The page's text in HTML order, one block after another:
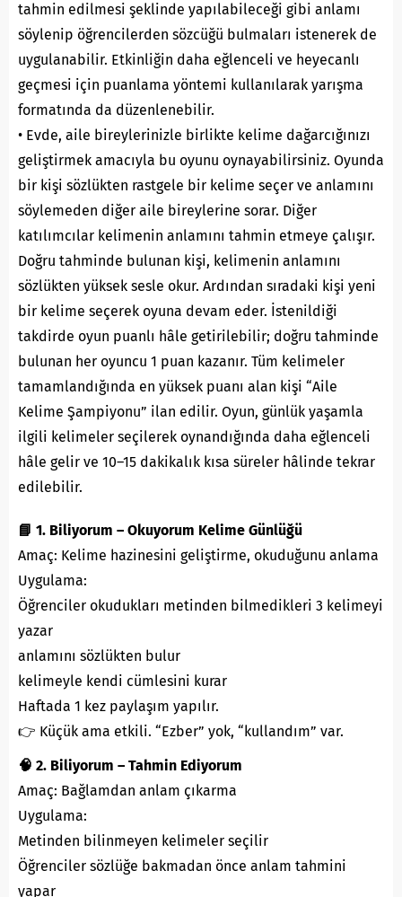
tahmin edilmesi şeklinde yapılabileceği gibi anlamı
söylenip öğrencilerden sözcüğü bulmaları istenerek de
uygulanabilir. Etkinliğin daha eğlenceli ve heyecanlı
geçmesi için puanlama yöntemi kullanılarak yarışma
formatında da düzenlenebilir.
• Evde, aile bireylerinizle birlikte kelime dağarcığınızı
geliştirmek amacıyla bu oyunu oynayabilirsiniz. Oyunda
bir kişi sözlükten rastgele bir kelime seçer ve anlamını
söylemeden diğer aile bireylerine sorar. Diğer
katılımcılar kelimenin anlamını tahmin etmeye çalışır.
Doğru tahminde bulunan kişi, kelimenin anlamını
sözlükten yüksek sesle okur. Ardından sıradaki kişi yeni
bir kelime seçerek oyuna devam eder. İstenildiği
takdirde oyun puanlı hâle getirilebilir; doğru tahminde
bulunan her oyuncu 1 puan kazanır. Tüm kelimeler
tamamlandığında en yüksek puanı alan kişi “Aile
Kelime Şampiyonu” ilan edilir. Oyun, günlük yaşamla
ilgili kelimeler seçilerek oynandığında daha eğlenceli
hâle gelir ve 10–15 dakikalık kısa süreler hâlinde tekrar
edilebilir.
📘 1. Biliyorum – Okuyorum Kelime Günlüğü
Amaç: Kelime hazinesini geliştirme, okuduğunu anlama
Uygulama:
Öğrenciler okudukları metinden bilmedikleri 3 kelimeyi
yazar
anlamını sözlükten bulur
kelimeyle kendi cümlesini kurar
Haftada 1 kez paylaşım yapılır.
👉 Küçük ama etkili. “Ezber” yok, “kullandım” var.
🧠 2. Biliyorum – Tahmin Ediyorum
Amaç: Bağlamdan anlam çıkarma
Uygulama:
Metinden bilinmeyen kelimeler seçilir
Öğrenciler sözlüğe bakmadan önce anlam tahmini
yapar